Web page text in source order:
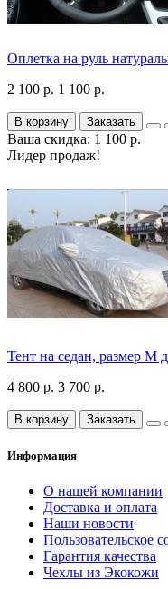
Оплетка на руль
2 100 р. 1 100 р.
В корзину Заказать
Ваша скидка: 1 100 р.
Лидер продаж!
Тент на седан, размер М
4 800 р. 3 700 р.
В корзину Заказать
Информация
О нашей компании
Доставка и оплата
Наши новости
Пользовательское
Гарантия качества
Чехлы из Экокожи